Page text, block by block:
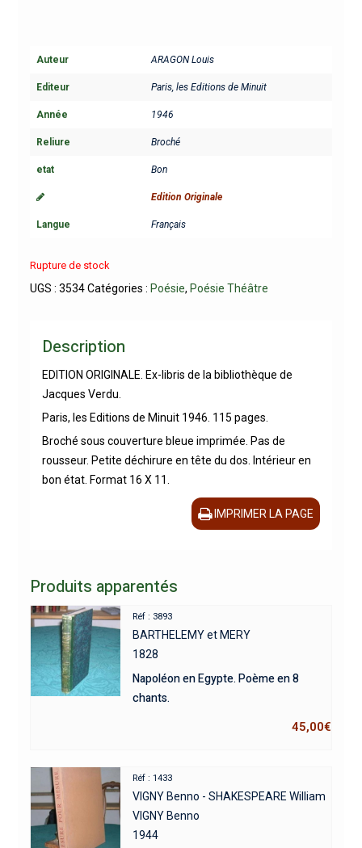
Auteur ARAGON Louis
Editeur Paris, les Editions de Minuit
Année 1946
Reliure Broché
etat Bon
Edition Originale
Langue Français
Rupture de stock
UGS : 3534 Catégories : Poésie, Poésie Théâtre
Description
EDITION ORIGINALE. Ex-libris de la bibliothèque de
Jacques Verdu.
Paris, les Editions de Minuit 1946. 115 pages.
Broché sous couverture bleue imprimée. Pas de
rousseur. Petite déchirure en tête du dos. Intérieur en
bon état. Format 16 X 11.
IMPRIMER LA PAGE
Produits apparentés
Réf : 3893
BARTHELEMY et MERY
1828
Napoléon en Egypte. Poème en 8
chants.
45,00€
Réf : 1433
VIGNY Benno - SHAKESPEARE William
VIGNY Benno
1944